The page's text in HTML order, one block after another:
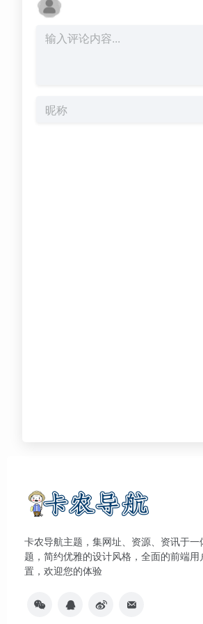
卡农导航主题，集网址、资源、资讯于
题，简约优雅的设计风格，全面的前端
置，欢迎您的体验